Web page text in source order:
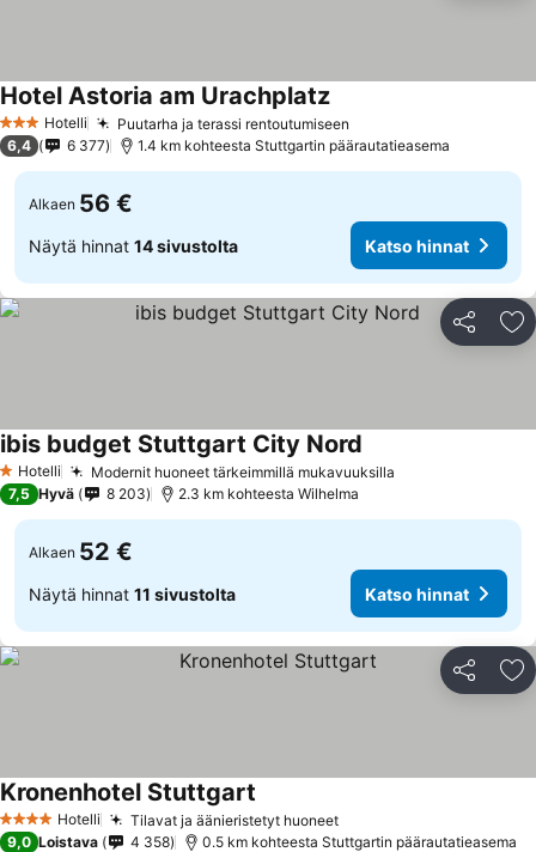
3 Tähtiluokitus
Hotelli Puutarha ja terassi rentoutumiseen
Hotel Astoria am Urachplatz
6,4 6 377 1.4 km kohteesta Stuttgartin päärautatieasema
Alkaen 56 €
Näytä hinnat 14 sivustolta Katso hinnat
Jaa
1 Tähtiluokitus
Hotelli Modernit huoneet tärkeimmillä mukavuuksilla
ibis budget Stuttgart City Nord
7,5 Hyvä 8 203 2.3 km kohteesta Wilhelma
Alkaen 52 €
Näytä hinnat 11 sivustolta Katso hinnat
Jaa
4 Tähtiluokitus
Hotelli Tilavat ja äänieristetyt huoneet
Kronenhotel Stuttgart
9,0 Loistava 4 358 0.5 km kohteesta Stuttgartin päärautatieasema